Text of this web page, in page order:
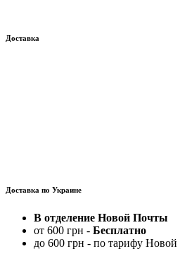
Доставка
Доставка по Украине
В отделение Новой Почты
от 600 грн - Бесплатно
до 600 грн - по тарифу